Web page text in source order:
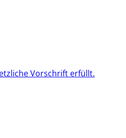
Vorschrift erfüllt.